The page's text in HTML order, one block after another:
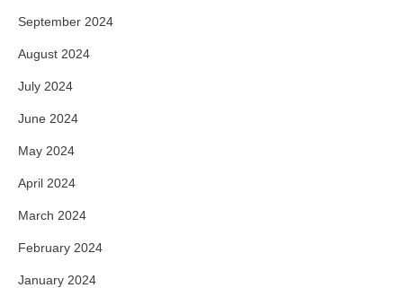
September 2024
August 2024
July 2024
June 2024
May 2024
April 2024
March 2024
February 2024
January 2024